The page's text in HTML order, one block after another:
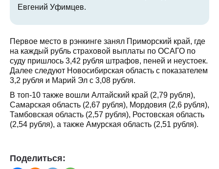
Евгений Уфимцев.
Первое место в рэнкинге занял Приморский край, где
на каждый рубль страховой выплаты по ОСАГО по
суду пришлось 3,42 рубля штрафов, пеней и неустоек.
Далее следуют Новосибирская область с показателем
3,2 рубля и Марий Эл с 3,08 рубля.
В топ-10 также вошли Алтайский край (2,79 рубля),
Самарская область (2,67 рубля), Мордовия (2,6 рубля),
Тамбовская область (2,57 рубля), Ростовская область
(2,54 рубля), а также Амурская область (2,51 рубля).
Поделиться: